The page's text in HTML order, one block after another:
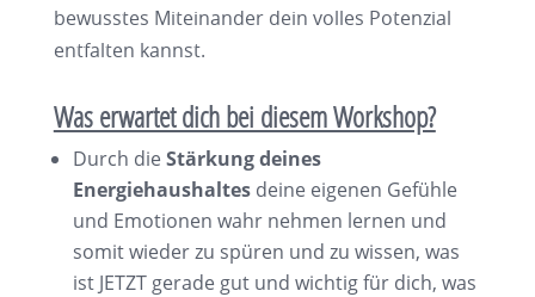
bewusstes Miteinander dein volles Potenzial
entfalten kannst.
Was erwartet dich bei diesem Workshop?
Durch die Stärkung deines
Energiehaushaltesdeine eigenen Gefühle
und Emotionen wahr nehmen lernen und
somit wieder zu spüren und zu wissen, was
ist JETZT gerade gut und wichtig für dich, was